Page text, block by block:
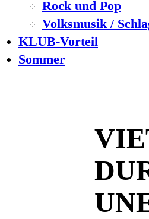
Rock und Pop
Volksmusik /
KLUB-Vorteil
Sommer